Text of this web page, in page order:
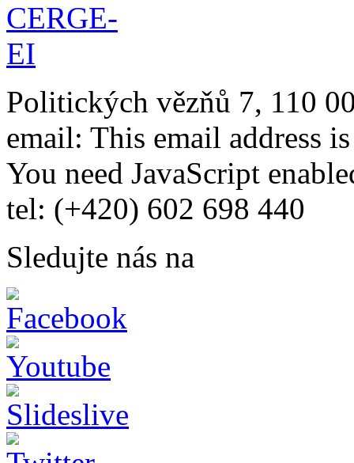
Politických vězňů 7, 110
email: This email address
You need JavaScript
tel: (+420) 602 698 440
Sledujte nás na